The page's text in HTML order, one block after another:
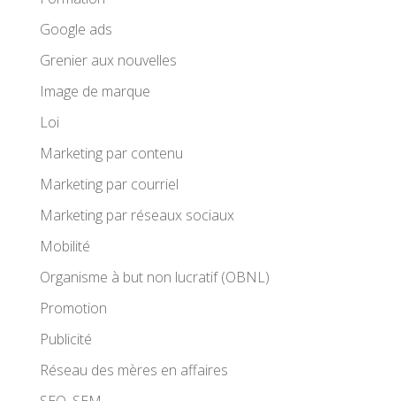
Google ads
Grenier aux nouvelles
Image de marque
Loi
Marketing par contenu
Marketing par courriel
Marketing par réseaux sociaux
Mobilité
Organisme à but non lucratif (OBNL)
Promotion
Publicité
Réseau des mères en affaires